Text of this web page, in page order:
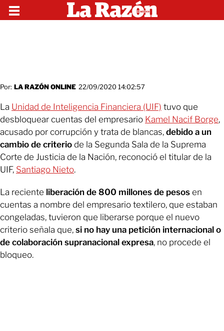
Por: LA RAZÓN ONLINE 22/09/2020 14:02:57
La Unidad de Inteligencia Financiera (UIF) tuvo que
desbloquear cuentas del empresario Kamel Nacif Borge,
acusado por corrupción y trata de blancas, debido a un
cambio de criterio de la Segunda Sala de la Suprema
Corte de Justicia de la Nación, reconoció el titular de la
UIF, Santiago Nieto.
La reciente liberación de 800 millones de pesos en
cuentas a nombre del empresario textilero, que estaban
congeladas, tuvieron que liberarse porque el nuevo
criterio señala que, si no hay una petición internacional o
de colaboración supranacional expresa, no procede el
bloqueo.